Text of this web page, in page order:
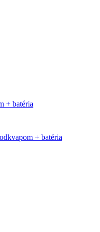
+ batéria
+ batéria